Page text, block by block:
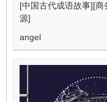
[中国古代成语故事][
源]
angel